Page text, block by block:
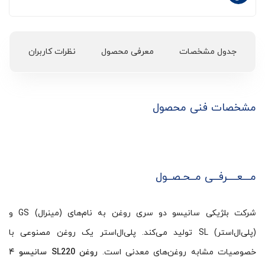
جدول مشخصات معرفی محصول نظرات کاربران
مشخصات فنی محصول
مـــعــــرفــی مــحـصــول
شرکت بلژیکی سانیسو دو سری روغن به نام‌های (مینرال) GS و
(پلی‌ال‌استر) SL تولید می‌کند. پلی‌‌ال‌استر یک روغن مصنوعی با
خصوصیات مشابه روغن‌های معدنی است.
روغن SL220 سانیسو ۴